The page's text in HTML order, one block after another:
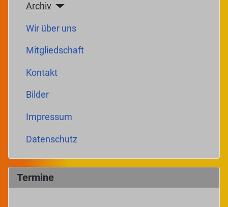
Archiv
Wir über uns
Mitgliedschaft
Kontakt
Bilder
Impressum
Datenschutz
Termine